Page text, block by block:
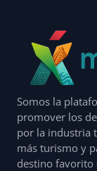
Somos la
promover los
por la industria
más turismo y
destino favorito